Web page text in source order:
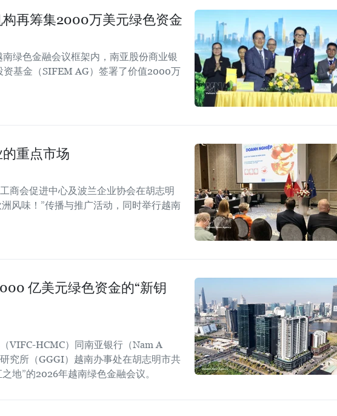
再筹集2000万美元绿色资金
绿色金融会议框架内，南亚股份商业银
基金（SIFEM AG）签署了价值2000万
重点市场
商会促进中心及波兰企业协会在胡志明
风味！”传播与推广活动，同时举行越南
亿美元绿色资金的“新钥
VIFC-HCMC）同南亚银行（Nam A
究所（GGGI）越南办事处在胡志明市共
地”的2026年越南绿色金融会议。